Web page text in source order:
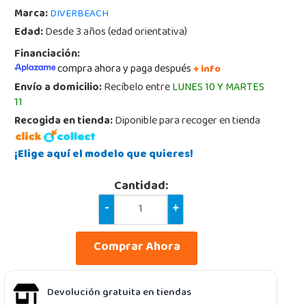
Marca:DIVERBEACH
Edad:Desde 3 años (edad orientativa)
Financiación:
compra ahora y paga después+ info
Envío a domicilio:Recíbelo entreLUNES 10 Y MARTES
11
Recogida en tienda:Diponible para recoger en tienda
¡Elige aquí el modelo que quieres!
Cantidad:
-
+
Comprar Ahora
Devolución gratuita en tiendas